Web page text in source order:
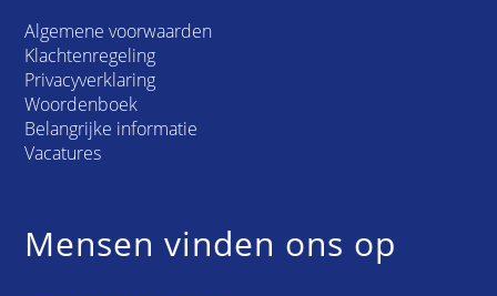
Algemene voorwaarden
Klachtenregeling
Privacyverklaring
Woordenboek
Belangrijke informatie
Vacatures
Mensen vinden ons op